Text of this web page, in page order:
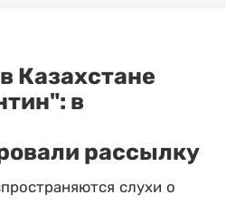
Казахстане
в
рассылку
слухи о